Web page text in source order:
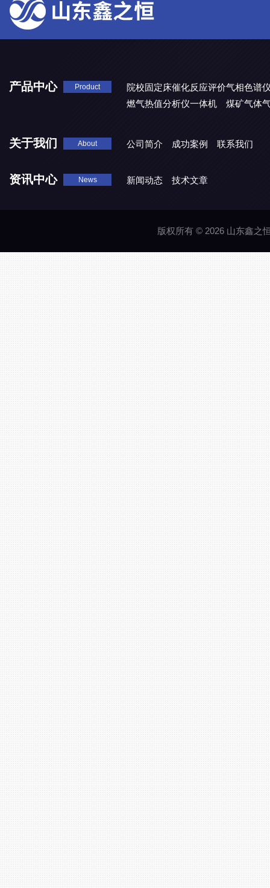
产品中心 Product
院校固定床催化反应评价气相色谱
燃气热值分析仪一体机
煤矿气体
关于我们 About 公司简介 成功案例 联系我们
资讯中心 News 新闻动态 技术文章
版权所有 © 2026 山东鑫之